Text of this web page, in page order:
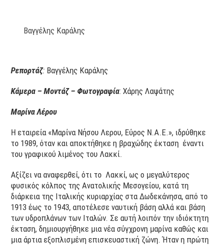
Βαγγέλης Καράλης
Ρεπορτάζ: Bαγγέλης Καράλης
Κάμερα – Μοντάζ – Φωτογραφία: Χάρης Λαψάτης
Μαρίνα Λέρου
Η εταιρεία «Μαρίνα Νήσου Λερου, Εύρος Ν.Α.Ε.», ιδρύθηκε
το 1989, όταν και αποκτήθηκε η βραχώδης έκταση έναντι
του γραφικού λιμένος του Λακκί.
Αξίζει να αναφερθεί, ότι το Λακκί, ως ο μεγαλύτερος
φυσικός κόλπος της Ανατολικής Μεσογείου, κατά τη
διάρκεια της Ιταλικής κυριαρχίας στα Δωδεκάνησα, από το
1913 έως το 1943, αποτέλεσε ναυτική βάση αλλά και βάση
των υδροπλάνων των Ιταλών. Σε αυτή λοιπόν την ιδιόκτητη
έκταση, δημιουργήθηκε μια νέα σύγχρονη μαρίνα καθώς και
μια άρτια εξοπλισμένη επισκευαστική ζώνη. Ήταν η πρώτη